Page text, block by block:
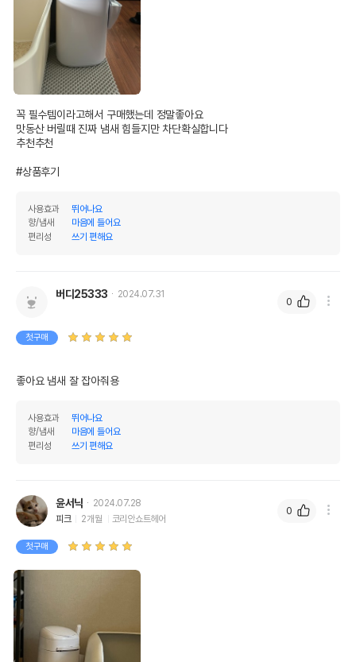
꼭 필수템이라고해서 구매했는데 정말좋아요
맛동산 버릴때 진짜 냄새 힘들지만 차단확실합니다
추천추천
#상품후기
사용효과
뛰어나요
향/냄새
마음에 들어요
편리성
쓰기 편해요
버디25333 2024.07.31
첫구매
좋아요 냄새 잘 잡아줘용
사용효과
뛰어나요
향/냄새
마음에 들어요
편리성
쓰기 편해요
0
윤서닉
2024.07.28
피크
2개월 코리안쇼트헤어
첫구매
0